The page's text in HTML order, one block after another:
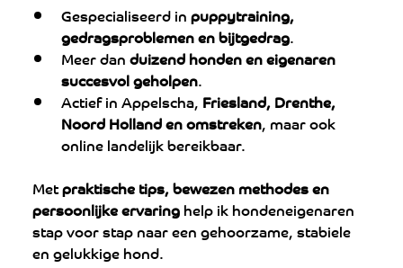
Gespecialiseerd in puppytraining,
gedragsproblemen en bijtgedrag.
Meer dan duizend honden en eigenaren
succesvol geholpen.
Actief in Appelscha, Friesland, Drenthe,
Noord Holland en omstreken, maar ook
online landelijk bereikbaar.
Met praktische tips, bewezen methodes en
persoonlijke ervaring help ik hondeneigenaren
stap voor stap naar een gehoorzame, stabiele
en gelukkige hond.